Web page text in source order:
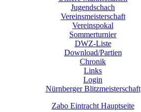
Jugendschach
Vereinsmeisterschaft
Vereinspokal
Sommerturnier
DWZ-Liste
Download/Partien
Chronik
Links
Login
Nürnberger Blitzmeisterschaft
Zabo Eintracht Hauptseite